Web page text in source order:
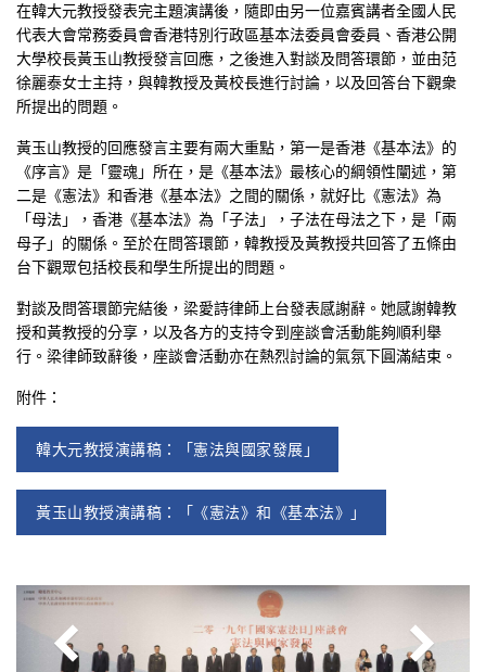
在韓大元教授發表完主題演講後，隨即由另一位嘉賓講者全國人民
代表大會常務委員會香港特別行政區基本法委員會委員、香港公開
大學校長黃玉山教授發言回應，之後進入對談及問答環節，並由范
徐麗泰女士主持，與韓教授及黃校長進行討論，以及回答台下觀衆
所提出的問題。
黃玉山教授的回應發言主要有兩大重點，第一是香港《基本法》的
《序言》是「靈魂」所在，是《基本法》最核心的綱領性闡述，第
二是《憲法》和香港《基本法》之間的關係，就好比《憲法》為
「母法」，香港《基本法》為「子法」，子法在母法之下，是「兩
母子」的關係。至於在問答環節，韓教授及黃教授共回答了五條由
台下觀眾包括校長和學生所提出的問題。
對談及問答環節完結後，梁愛詩律師上台發表感謝辭。她感謝韓教
授和黃教授的分享，以及各方的支持令到座談會活動能夠順利舉
行。梁律師致辭後，座談會活動亦在熱烈討論的氣氛下圓滿結束。
附件：
韓大元教授演講稿：「憲法與國家發展」
黃玉山教授演講稿：「《憲法》和《基本法》」